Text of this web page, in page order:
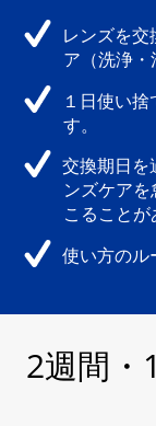
レンズを
ア（洗浄・
１日使い
す。
交換期日を
ンズケア
こることが
使い方のル
2週間・